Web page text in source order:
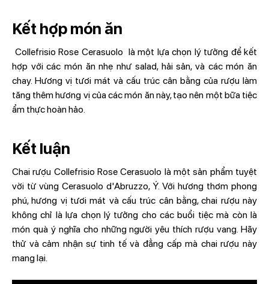
Kết hợp món ăn
Collefrisio Rose Cerasuolo là một lựa chọn lý tưởng để kết
hợp với các món ăn nhẹ như salad, hải sản, và các món ăn
chay. Hương vị tươi mát và cấu trúc cân bằng của rượu làm
tăng thêm hương vị của các món ăn này, tạo nên một bữa tiệc
ẩm thực hoàn hảo.
Kết luận
Chai rượu Collefrisio Rose Cerasuolo là một sản phẩm tuyệt
vời từ vùng Cerasuolo d'Abruzzo, Ý. Với hương thơm phong
phú, hương vị tươi mát và cấu trúc cân bằng, chai rượu này
không chỉ là lựa chọn lý tưởng cho các buổi tiệc mà còn là
món quà ý nghĩa cho những người yêu thích rượu vang. Hãy
thử và cảm nhận sự tinh tế và đẳng cấp mà chai rượu này
mang lại.